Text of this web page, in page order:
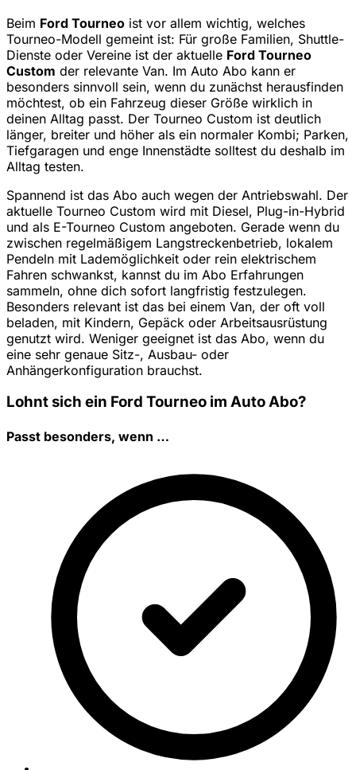
Beim Ford Tourneo ist vor allem wichtig, welches
Tourneo-Modell gemeint ist: Für große Familien, Shuttle-
Dienste oder Vereine ist der aktuelle Ford Tourneo
Custom der relevante Van. Im Auto Abo kann er
besonders sinnvoll sein, wenn du zunächst herausfinden
möchtest, ob ein Fahrzeug dieser Größe wirklich in
deinen Alltag passt. Der Tourneo Custom ist deutlich
länger, breiter und höher als ein normaler Kombi; Parken,
Tiefgaragen und enge Innenstädte solltest du deshalb im
Alltag testen.
Spannend ist das Abo auch wegen der Antriebswahl. Der
aktuelle Tourneo Custom wird mit Diesel, Plug-in-Hybrid
und als E-Tourneo Custom angeboten. Gerade wenn du
zwischen regelmäßigem Langstreckenbetrieb, lokalem
Pendeln mit Lademöglichkeit oder rein elektrischem
Fahren schwankst, kannst du im Abo Erfahrungen
sammeln, ohne dich sofort langfristig festzulegen.
Besonders relevant ist das bei einem Van, der oft voll
beladen, mit Kindern, Gepäck oder Arbeitsausrüstung
genutzt wird. Weniger geeignet ist das Abo, wenn du
eine sehr genaue Sitz-, Ausbau- oder
Anhängerkonfiguration brauchst.
Lohnt sich ein Ford Tourneo im Auto Abo?
Passt besonders, wenn …